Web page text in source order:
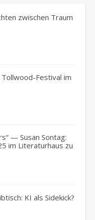
zwischen Traum
Festival im
— Susan Sontag:
im Literaturhaus zu
KI als Sidekick?